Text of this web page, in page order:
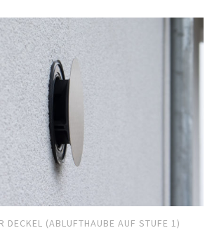
DECKEL (ABLUFTHAUBE AUF STUFE 1)